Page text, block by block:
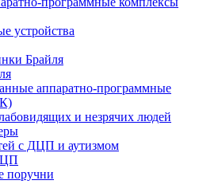
устройства
Брайля
аппаратно-программные
и незрячих людей
с ДЦП и аутизмом
поручни